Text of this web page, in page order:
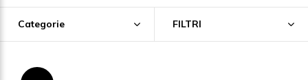
Categorie FILTRI